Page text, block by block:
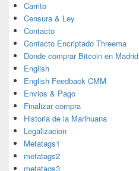
Carrito
Censura & Ley
Contacto
Contacto Encriptado Threema
Donde comprar Bitcoin en Madrid
English
English Feedback CMM
Envios & Pago
Finalizar compra
Historia de la Marihuana
Legalizacion
Metatags1
metatags2
metatags3